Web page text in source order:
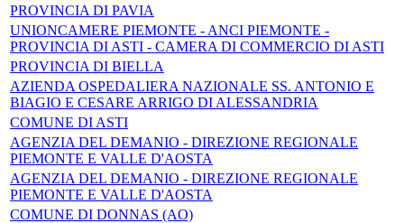
PROVINCIA DI PAVIA
UNIONCAMERE PIEMONTE - ANCI PIEMONTE -
PROVINCIA DI ASTI - CAMERA DI COMMERCIO DI ASTI
PROVINCIA DI BIELLA
AZIENDA OSPEDALIERA NAZIONALE SS. ANTONIO E
BIAGIO E CESARE ARRIGO DI ALESSANDRIA
COMUNE DI ASTI
AGENZIA DEL DEMANIO - DIREZIONE REGIONALE
PIEMONTE E VALLE D'AOSTA
AGENZIA DEL DEMANIO - DIREZIONE REGIONALE
PIEMONTE E VALLE D'AOSTA
COMUNE DI DONNAS (AO)